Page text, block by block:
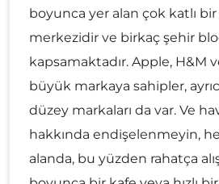
boyunca yer alan çok katlı bir
merkezidir ve birkaç şehir
kapsamaktadır. Apple, H&M
büyük markaya sahipler,
düzey markaları da var. Ve
hakkında endişelenmeyin,
alanda, bu yüzden rahatça